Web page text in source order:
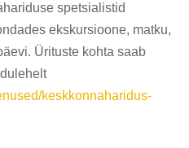
spetsialistid
ekskursioone, matku,
Ürituste kohta saab
keskkonnaharidus-